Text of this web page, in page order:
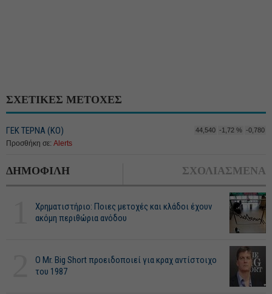
ΣΧΕΤΙΚΕΣ ΜΕΤΟΧΕΣ
ΓΕΚ ΤΕΡΝΑ (ΚΟ) 44,540 -1,72 % -0,780
Προσθήκη σε: Alerts
ΔΗΜΟΦΙΛΗ ΣΧΟΛΙΑΣΜΕΝΑ
Χρηματιστήριο: Ποιες μετοχές και κλάδοι έχουν
ακόμη περιθώρια ανόδου
O Mr. Big Short προειδοποιεί για κραχ αντίστοιχο
του 1987